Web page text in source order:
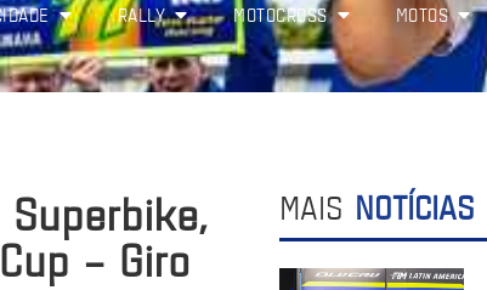
RALLY MOTOCROSS MOTOS
– Giro
MAIS NOTÍCIAS